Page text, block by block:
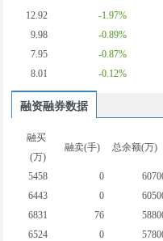
12.92
-1.97%
9.98
-0.89%
7.95
-0.87%
8.01
-0.12%
融资融券数据
融买
(万)
融卖(手) 总余额(万)
5458 0
6443
0
6831
76
6524
0